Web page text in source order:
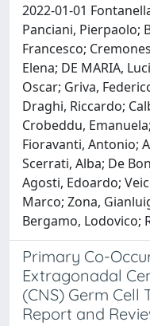
2022-01-01
Panciani, Pierpaolo;
Francesco;
Elena; DE MARIA,
Oscar; Griva,
Draghi, Riccardo;
Crobeddu,
Fioravanti, Antonio;
Scerrati, Alba; De
Agosti, Edoardo;
Marco; Zona,
Bergamo, Lodovico;
Primary Co-
Extragonadal
(CNS) Germ Cell
Report and